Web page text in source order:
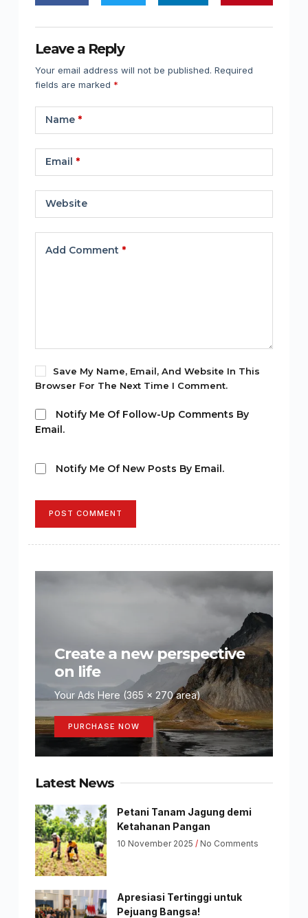
Leave a Reply
Your email address will not be published. Required
fields are marked *
Name*
Email *
Website
Add Comment *
Save My Name, Email, And Website In This
Browser For The Next Time I Comment.
Notify Me Of Follow-Up Comments By
Email.
Notify Me Of New Posts By Email.
POST COMMENT
Create a new perspective
on life
Your Ads Here (365 x 270 area)
PURCHASE NOW
Latest News
Petani Tanam Jagung demi
Ketahanan Pangan
10 November 2025 No Comments
Apresiasi Tertinggi untuk
Pejuang Bangsa!